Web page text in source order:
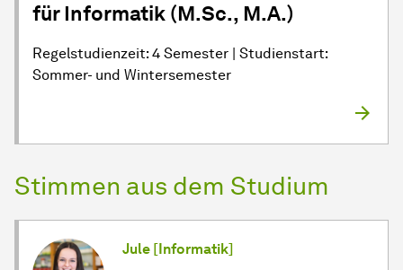
für Informatik (M.Sc., M.A.)
Regelstudienzeit: 4 Semester | Studienstart:
Sommer- und Wintersemester
Stimmen aus dem Studium
Jule [Informatik]